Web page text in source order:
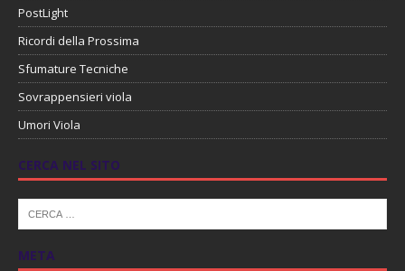
PostLight
Ricordi della Prossima
Sfumature Tecniche
Sovrappensieri viola
Umori Viola
CERCA NEL SITO
META